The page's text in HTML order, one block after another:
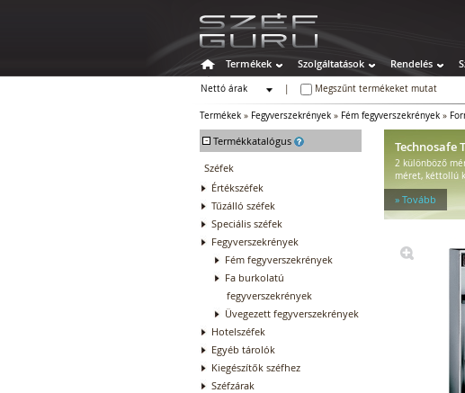
Termékek Szolgáltatások Rendelés
Nettó árak
Megszűnt termékeket mutat
Termékek » Fegyverszekrények » Fém fegyverszekrények »
- Termékkatalógus
Széfek
Értékszéfek
Tűzálló széfek
Speciális széfek
Fegyverszekrények
Fém fegyverszekrények
Fa burkolatú
fegyverszekrények
Üvegezett fegyverszekrények
Hotelszéfek
Egyéb tárolók
Kiegészítők széfhez
Széfzárak
Technosafe
2 különböző
méret, kéttollú
» Tovább